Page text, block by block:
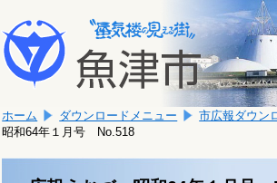
文
へ
移
ま
す。
こ
か
文
で
す。
ホーム ダウンロードメニュー 市広報ダウン
昭和64年１月号 No.518